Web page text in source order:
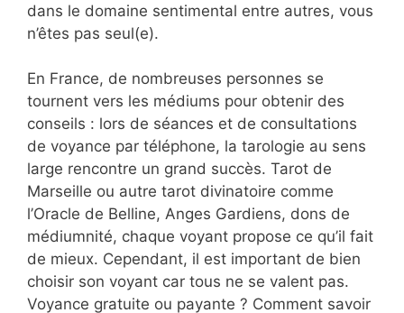
dans le domaine sentimental entre autres, vous
n’êtes pas seul(e).
En France, de nombreuses personnes se
tournent vers les médiums pour obtenir des
conseils : lors de séances et de consultations
de voyance par téléphone, la tarologie au sens
large rencontre un grand succès. Tarot de
Marseille ou autre tarot divinatoire comme
l’Oracle de Belline, Anges Gardiens, dons de
médiumnité, chaque voyant propose ce qu’il fait
de mieux. Cependant, il est important de bien
choisir son voyant car tous ne se valent pas.
Voyance gratuite ou payante ? Comment savoir